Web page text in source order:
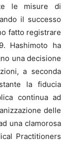
le misure di
il successo
fatto registrare
Hashimoto ha
una decisione
a seconda
la fiducia
continua ad
delle
una clamorosa
Practitioners